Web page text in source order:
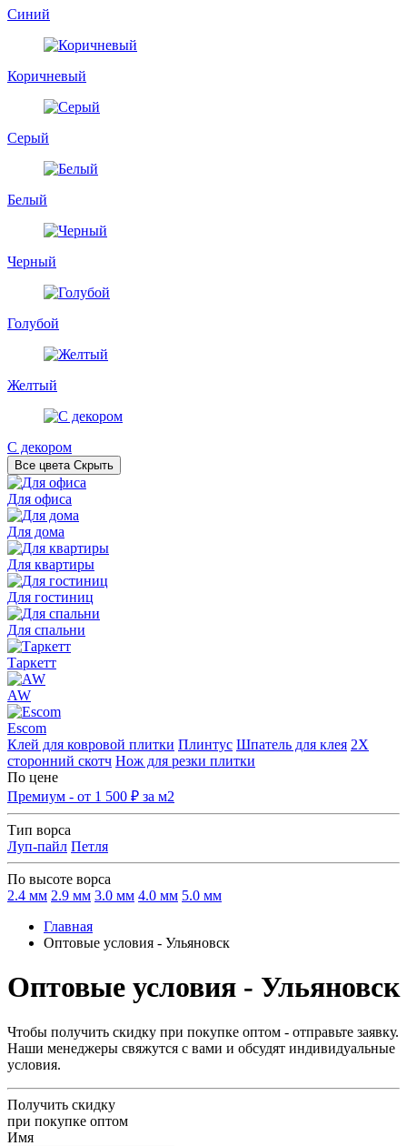
Синий
Коричневый
Серый
Белый
Черный
Голубой
Желтый
С декором
Все цвета Скрыть
Для офиса
Для дома
Для квартиры
Для гостиниц
Для спальни
Таркетт
AW
Escom
Клей для ковровой плитки Плинтус Шпатель для клея 2Х
сторонний скотч Нож для резки плитки
По цене
Премиум - от 1 500 ₽ за м2
Тип ворса
Луп-пайл Петля
По высоте ворса
2.4 мм 2.9 мм 3.0 мм 4.0 мм 5.0 мм
Главная
Оптовые условия - Ульяновск
Оптовые условия - Ульяновск
Чтобы получить скидку при покупке оптом - отправьте заявку.
Наши менеджеры свяжутся с вами и обсудят индивидуальные
условия.
Получить скидку
при покупке оптом
Имя